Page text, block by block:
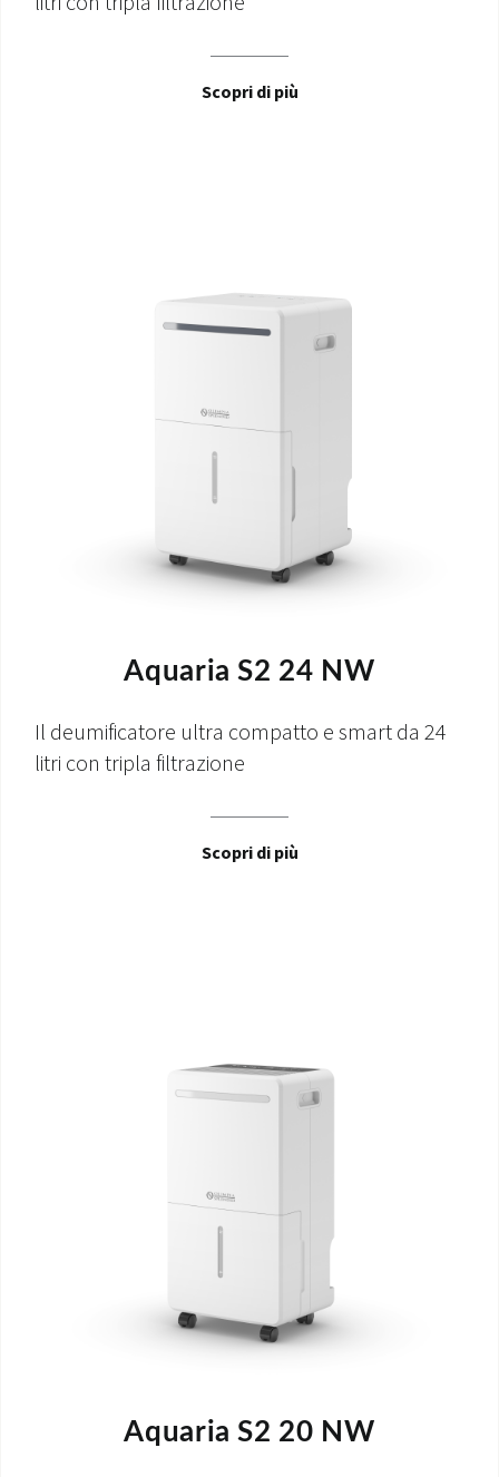
Scopri di più
Aquaria S2 24 NW
Il deumificatore ultra compatto e smart da 24
litri con tripla filtrazione
Scopri di più
Aquaria S2 20 NW